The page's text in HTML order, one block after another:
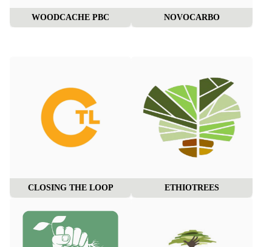
WOODCACHE PBC NOVOCARBO
CLOSING THE LOOP ETHIOTREES